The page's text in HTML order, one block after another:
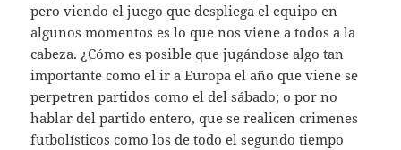
pero viendo el juego que despliega el equipo en
algunos momentos es lo que nos viene a todos a la
cabeza. ¿Cómo es posible que jugándose algo tan
importante como el ir a Europa el año que viene se
perpetren partidos como el del sábado; o por no
hablar del partido entero, que se realicen crimenes
futbolísticos como los de todo el segundo tiempo